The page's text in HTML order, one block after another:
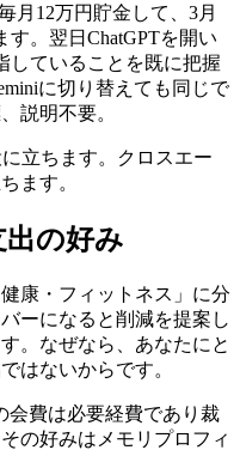
月12万円貯金して、3月
す。翌日ChatGPTを開い
ていることを既に把握
に切り替えても同じで
説明不要。
立ちます。クロスエー
ます。
の好み
康・フィットネス」に分
ーになると削減を提案し
。なぜなら、あなたにと
はないからです。
会費は必要経費であり裁
の好みはメモリプロフィ